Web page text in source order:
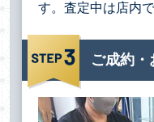
す。査定中は店内
ご成約・